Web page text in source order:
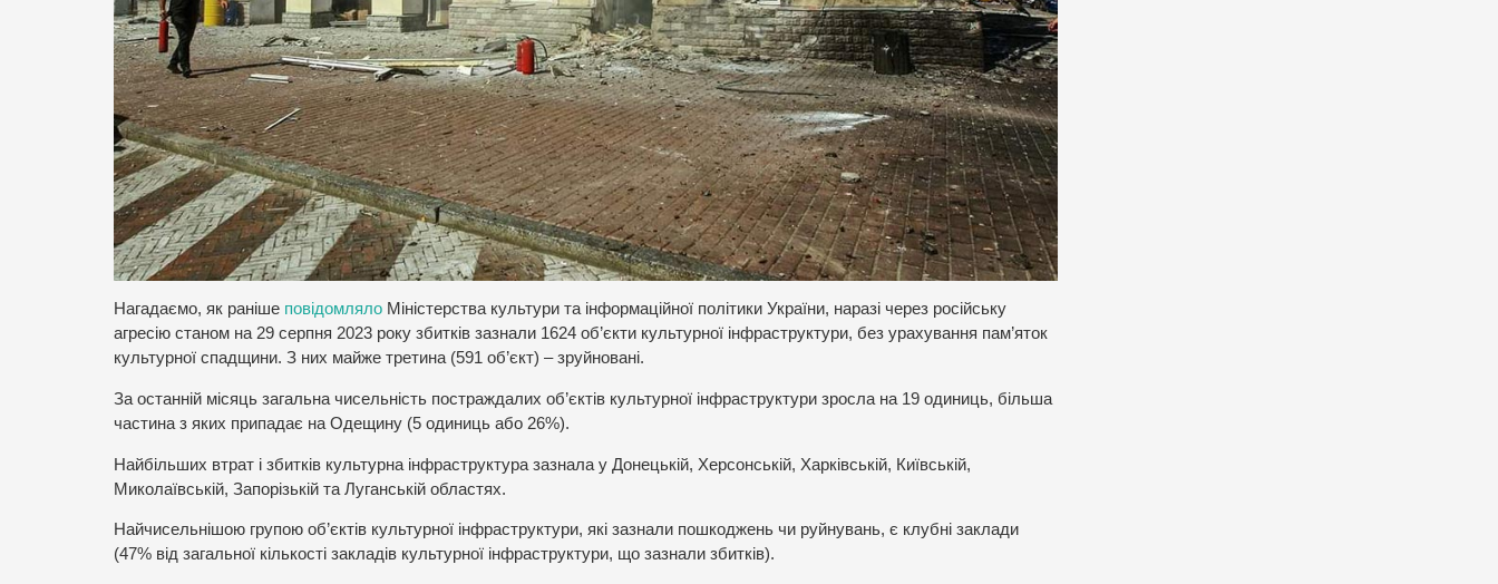
Нагадаємо, як раніше повідомляло Міністерства культури та інформаційної політики України, наразі через російську
агресію станом на 29 серпня 2023 року збитків зазнали 1624 об’єкти культурної інфраструктури, без урахування пам’яток
культурної спадщини. З них майже третина (591 об’єкт) – зруйновані.
За останній місяць загальна чисельність постраждалих об’єктів культурної інфраструктури зросла на 19 одиниць, більша
частина з яких припадає на Одещину (5 одиниць або 26%).
Найбільших втрат і збитків культурна інфраструктура зазнала у Донецькій, Херсонській, Харківській, Київській,
Миколаївській, Запорізькій та Луганській областях.
Найчисельнішою групою об’єктів культурної інфраструктури, які зазнали пошкоджень чи руйнувань, є клубні заклади
(47% від загальної кількості закладів культурної інфраструктури, що зазнали збитків).